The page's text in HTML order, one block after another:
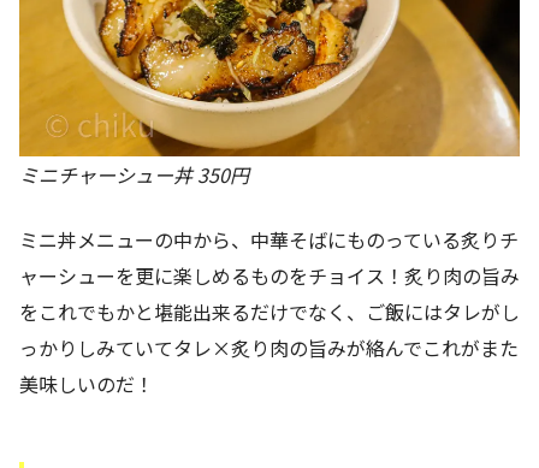
ミニチャーシュー丼 350円
ミニ丼メニューの中から、中華そばにものっている炙りチ
ャーシューを更に楽しめるものをチョイス！炙り肉の旨み
をこれでもかと堪能出来るだけでなく、ご飯にはタレがし
っかりしみていてタレ×炙り肉の旨みが絡んでこれがまた
美味しいのだ！